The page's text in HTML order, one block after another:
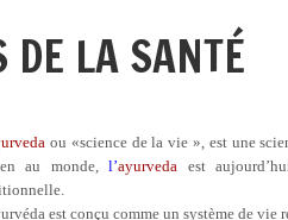
LA SANTÉ
ou «science de la vie », est une
au monde,l’ayurveda est
est conçu comme un système de vie